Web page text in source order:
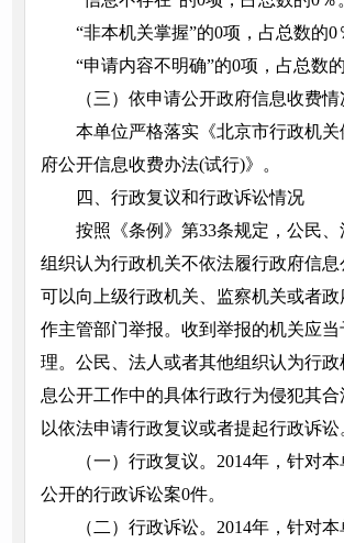
“非本机关掌握”的0项，占总数的0
“申请内容不明确”的0项，占总数的
（三）依申请公开政府信息收费情
本单位严格落实《北京市行政机
府公开信息收费办法(试行)》。
四、行政复议和行政诉讼情况
按照《条例》第33条规定，公民
组织认为行政机关不依法履行政府信息
可以向上级行政机关、监察机关或者
作主管部门举报。收到举报的机关应当
理。公民、法人或者其他组织认为行
息公开工作中的具体行政行为侵犯其
以依法申请行政复议或者提起行政诉讼
（一）行政复议。2014年，针对
公开的行政诉讼案0件。
（二）行政诉讼。2014年，针对